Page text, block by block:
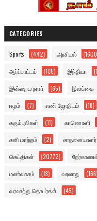
CATEGORIES
Sports (442) அரசியல்
ஆர்ப்பாட்டம் (105) இந்தியா
இன்றைய நாள் (65) இலங்கை
ஈழம் (7) எண் ஜோதிடம் (18)
கரும்புலிகள் (11) காணொளி
சனி மாற்றம் (2) சாதனையாளர்
செய்திகள் (20772)
மண்வாசம் (18) வரலாறு (166)
வரலாற்று தொடர்கள் (45)